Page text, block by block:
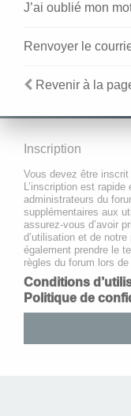
J’ai oublié mon
Renvoyer le
Revenir à la
Inscription
Vous devez être
L’inscription est
administrateurs du
supplémentaires aux
assurez-vous d’avoir
d’utilisation et de
également prendre le
règles du forum lors
Conditions
Politique de